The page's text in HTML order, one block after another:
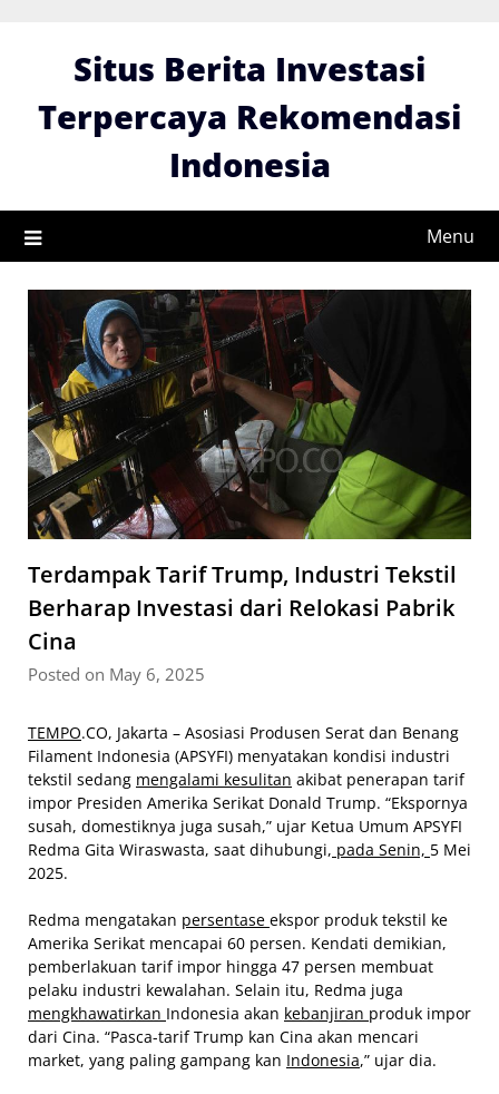
Situs Berita Investasi
Terpercaya Rekomendasi
Indonesia
Menu
Terdampak Tarif Trump, Industri Tekstil
Berharap Investasi dari Relokasi Pabrik
Cina
Posted on May 6, 2025
TEMPO.CO, Jakarta – Asosiasi Produsen Serat dan Benang
Filament Indonesia (APSYFI) menyatakan kondisi industri
tekstil sedang mengalami kesulitan akibat penerapan tarif
impor Presiden Amerika Serikat Donald Trump. “Ekspornya
susah, domestiknya juga susah,” ujar Ketua Umum APSYFI
Redma Gita Wiraswasta, saat dihubungi, pada Senin, 5 Mei
2025.
Redma mengatakan persentase ekspor produk tekstil ke
Amerika Serikat mencapai 60 persen. Kendati demikian,
pemberlakuan tarif impor hingga 47 persen membuat
pelaku industri kewalahan. Selain itu, Redma juga
mengkhawatirkan Indonesia akan kebanjiran produk impor
dari Cina. “Pasca-tarif Trump kan Cina akan mencari
market, yang paling gampang kan Indonesia,” ujar dia.